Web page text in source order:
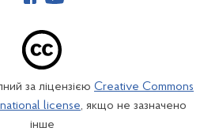
за ліцензією Creative Commons
license, якщо не зазначено
інше